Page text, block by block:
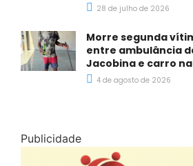
28 de julho de 2026
Morre segunda
entre ambulância
Jacobina e carro na
4 de agosto de 2026
Publicidade